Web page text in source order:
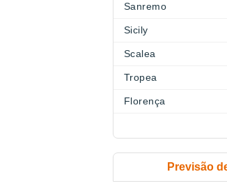
Sanremo
Sicily
Scalea
Tropea
Florença
Previsão